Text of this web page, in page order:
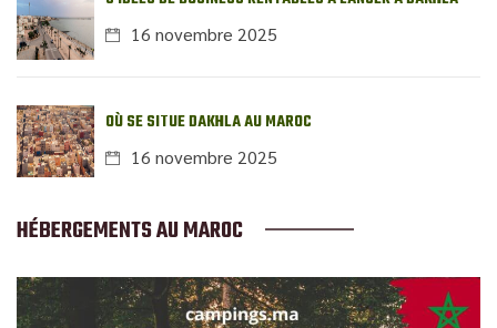
16 novembre 2025
OÙ SE SITUE DAKHLA AU MAROC
16 novembre 2025
HÉBERGEMENTS AU MAROC